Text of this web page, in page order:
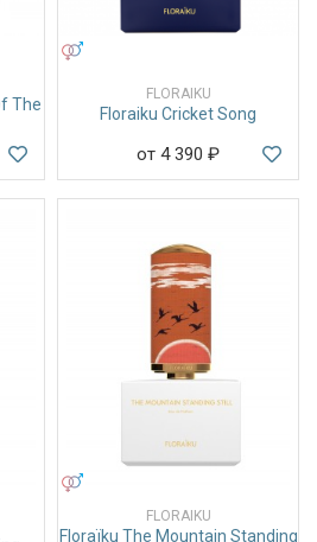
The
FLORAIKU
Floraiku Cricket Song
от 4 390 ₽
FLORAIKU
Floraïku The Mountain Standing